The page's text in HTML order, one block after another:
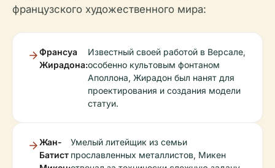
французского художественного мира:
Франсуа
Жирадона:
Известный своей работой в Версале,
особенно культовым фонтаном
Аполлона, Жирадон был нанят для
проектирования и создания модели
статуи.
Жан-
Батист
Умелый литейщик из семьи
прославленных металлистов, Микен